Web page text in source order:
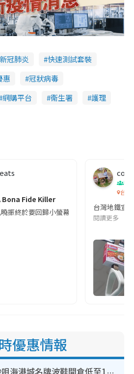
新冠肺炎
快速測試套裝
惠
冠狀病毒
網購平台 衞生署
護理
Bona Fide Killer
振終於要回歸小螢幕啦!這次的劇本改編
co
吹
台灣
台灣地鐵宣
閱讀更多
優惠情報